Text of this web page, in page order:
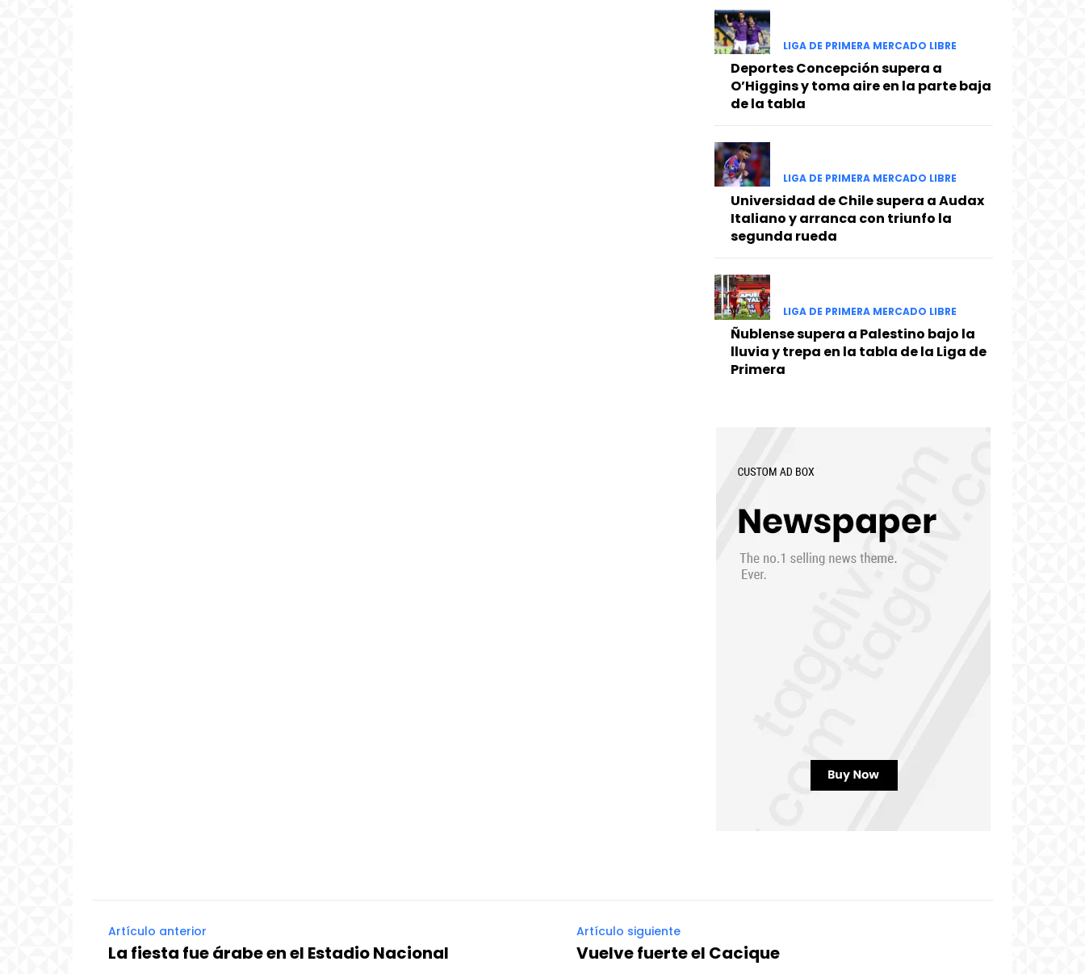
LIGA DE PRIMERA MERCADO LIBRE
Deportes Concepción supera a
O’Higgins y toma aire en la parte baja
de la tabla
LIGA DE PRIMERA MERCADO LIBRE
Universidad de Chile supera a Audax
Italiano y arranca con triunfo la
segunda rueda
LIGA DE PRIMERA MERCADO LIBRE
Ñublense supera a Palestino bajo la
lluvia y trepa en la tabla de la Liga de
Primera
Artículo anterior
La fiesta fue árabe en el Estadio Nacional
Artículo siguiente
Vuelve fuerte el Cacique